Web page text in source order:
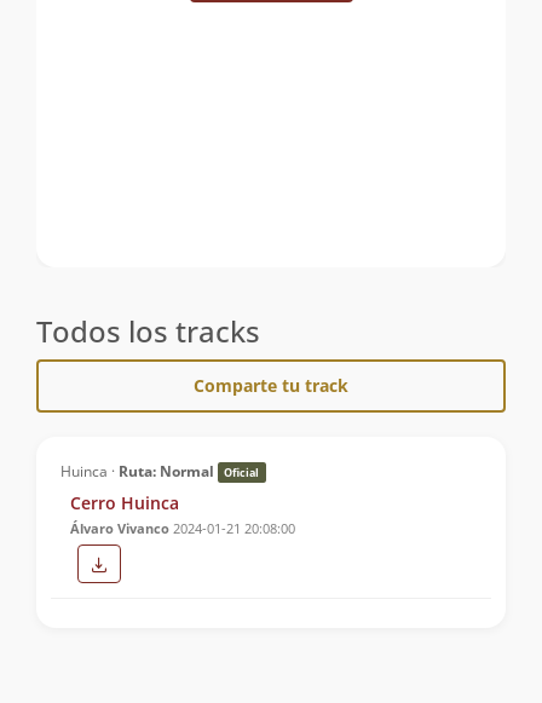
Todos los tracks
Comparte tu track
Huinca · Ruta: Normal Oficial
Cerro Huinca
Álvaro Vivanco 2024-01-21 20:08:00